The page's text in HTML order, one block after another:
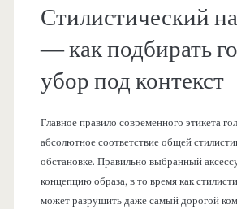
Стилистический
— как подбирать
убор под контекст
Главное правило современного этикета
абсолютное соответствие общей
обстановке. Правильно выбранный
концепцию образа, в то время как
может разрушить даже самый дорогой